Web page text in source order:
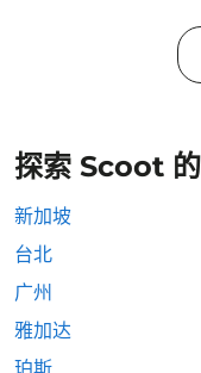
探索 Scoot
新加坡
台北
广州
雅加达